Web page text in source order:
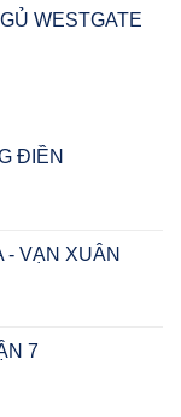
WESTGATE
ĐIỀN
- VẠN XUÂN
7